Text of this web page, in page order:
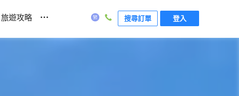
旅遊攻略 ... 搜尋訂單 登入